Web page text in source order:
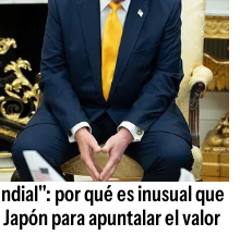
por qué es inusual que
para apuntalar el valor